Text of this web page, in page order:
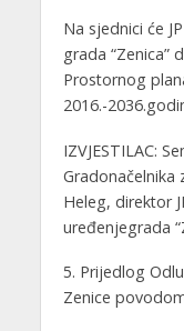
Na sjednici će
grada “Zenica”
Prostornog
2016.-
IZVJESTILAC:
Gradonačelnika
Heleg, direktor
uređenjegrada
5. Prijedlog
Zenice